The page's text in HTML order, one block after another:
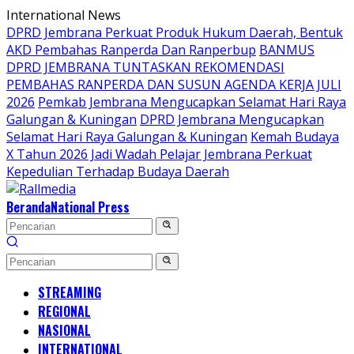
Langsung
ke
konten
International News
DPRD Jembrana Perkuat Produk Hukum Daerah, Bentuk
AKD Pembahas Ranperda Dan Ranperbup BANMUS
DPRD JEMBRANA TUNTASKAN REKOMENDASI
PEMBAHAS RANPERDA DAN SUSUN AGENDA KERJA JULI
2026 Pemkab Jembrana Mengucapkan Selamat Hari Raya
Galungan & Kuningan DPRD Jembrana Mengucapkan
Selamat Hari Raya Galungan & Kuningan Kemah Budaya
X Tahun 2026 Jadi Wadah Pelajar Jembrana Perkuat
Kepedulian Terhadap Budaya Daerah
BerandaNational Press
STREAMING
REGIONAL
NASIONAL
INTERNATIONAL